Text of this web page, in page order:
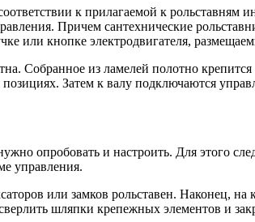
к прилагаемой к рольставням
Причем сантехнические
или кнопке электродвигателя,
Собранное из ламелей полотно
Затем к валу подключаются
опробовать и настроить. Для этого
управления.
или замков рольставен. Наконец, на
шляпки крепежных элементов и